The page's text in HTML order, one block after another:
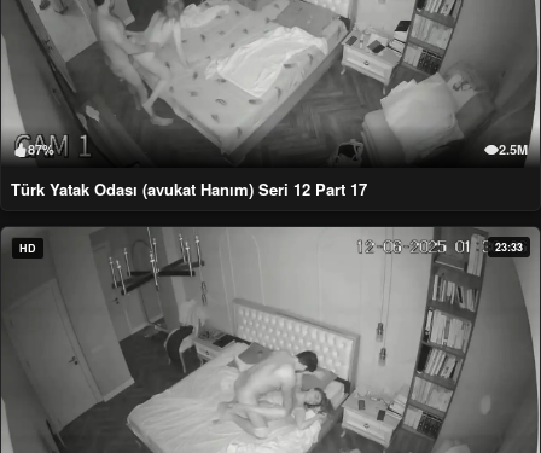
87% 2.5M
Türk Yatak Odası (avukat Hanım) Seri 12 Part 17
HD 23:33